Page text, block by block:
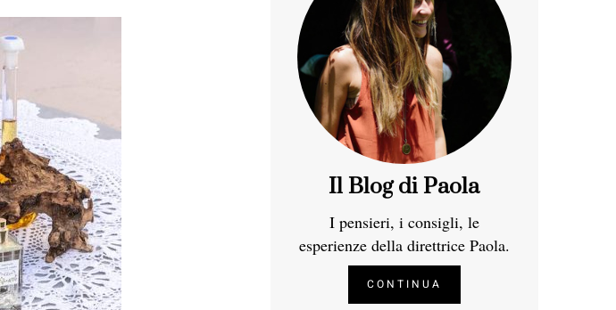
Il Blog di Paola
I pensieri, i consigli, le
esperienze della direttrice Paola.
CONTINUA